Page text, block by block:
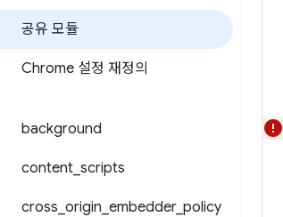
공유 모듈
Chrome 설정 재정의
background
content scripts
cross origin embedder_ policy